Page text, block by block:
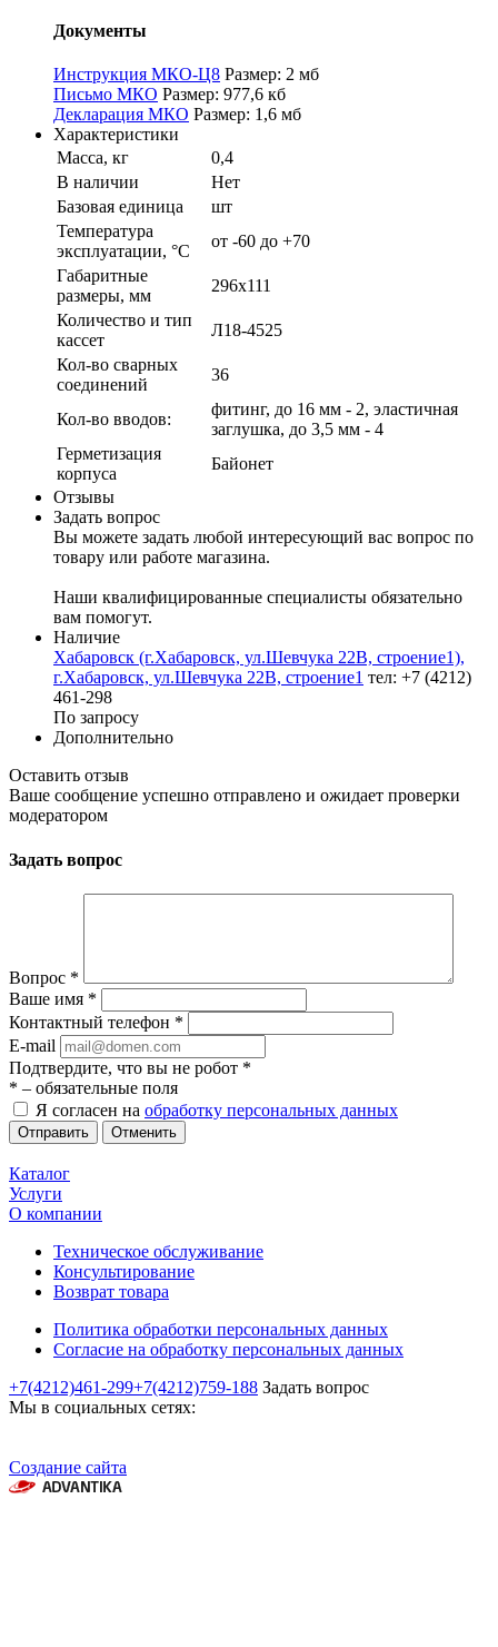
Документы
Инструкция МКО-Ц8 Размер: 2 мб
Письмо МКО Размер: 977,6 кб
Декларация МКО Размер: 1,6 мб
Характеристики
Масса, кг
0,4
В наличии
Нет
Базовая единица
шт
Температура
эксплуатации, °С
от -60 до +70
Габаритные
размеры, мм
296х111
Количество и тип
кассет
Л18-4525
Кол-во сварных
соединений
36
Кол-во вводов:
фитинг, до 16 мм - 2, эластичная
заглушка, до 3,5 мм - 4
Герметизация
корпуса
Байонет
Отзывы
Задать вопрос
Вы можете задать любой интересующий вас вопрос по
товару или работе магазина.
Наши квалифицированные специалисты обязательно
вам помогут.
Наличие
Хабаровск (г.Хабаровск, ул.Шевчука 22В, строение1),
г.Хабаровск, ул.Шевчука 22В, строение1 тел: +7 (4212)
461-298
По запросу
Дополнительно
Оставить отзыв
Ваше сообщение успешно отправлено и ожидает проверки
модератором
Задать вопрос
Вопрос *
Ваше имя *
Контактный телефон *
E-mail
Подтвердите, что вы не робот *
* – обязательные поля
Я согласен на обработку персональных данных
Отменить
Каталог
Услуги
О компании
Техническое обслуживание
Консультирование
Возврат товара
Политика обработки персональных данных
Согласие на обработку персональных данных
+7(4212)461-299+7(4212)759-188 Задать вопрос
Мы в социальных сетях:
Создание сайта